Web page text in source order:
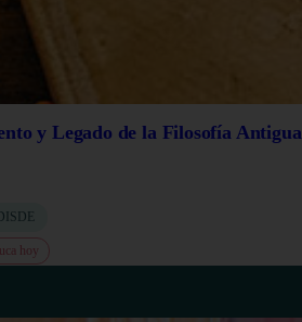
y Legado de la Filosofía Antigua
hoy